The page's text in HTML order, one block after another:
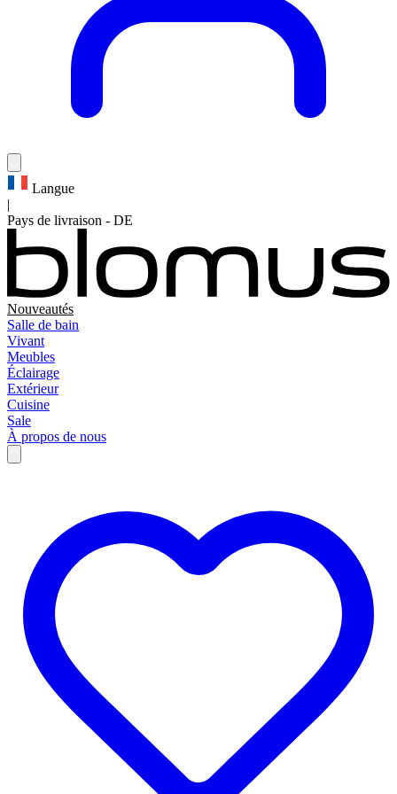
Langue
|
Pays de livraison - DE
Nouveautés
Salle de bain
Vivant
Meubles
Éclairage
Extérieur
Cuisine
Sale
À propos de nous